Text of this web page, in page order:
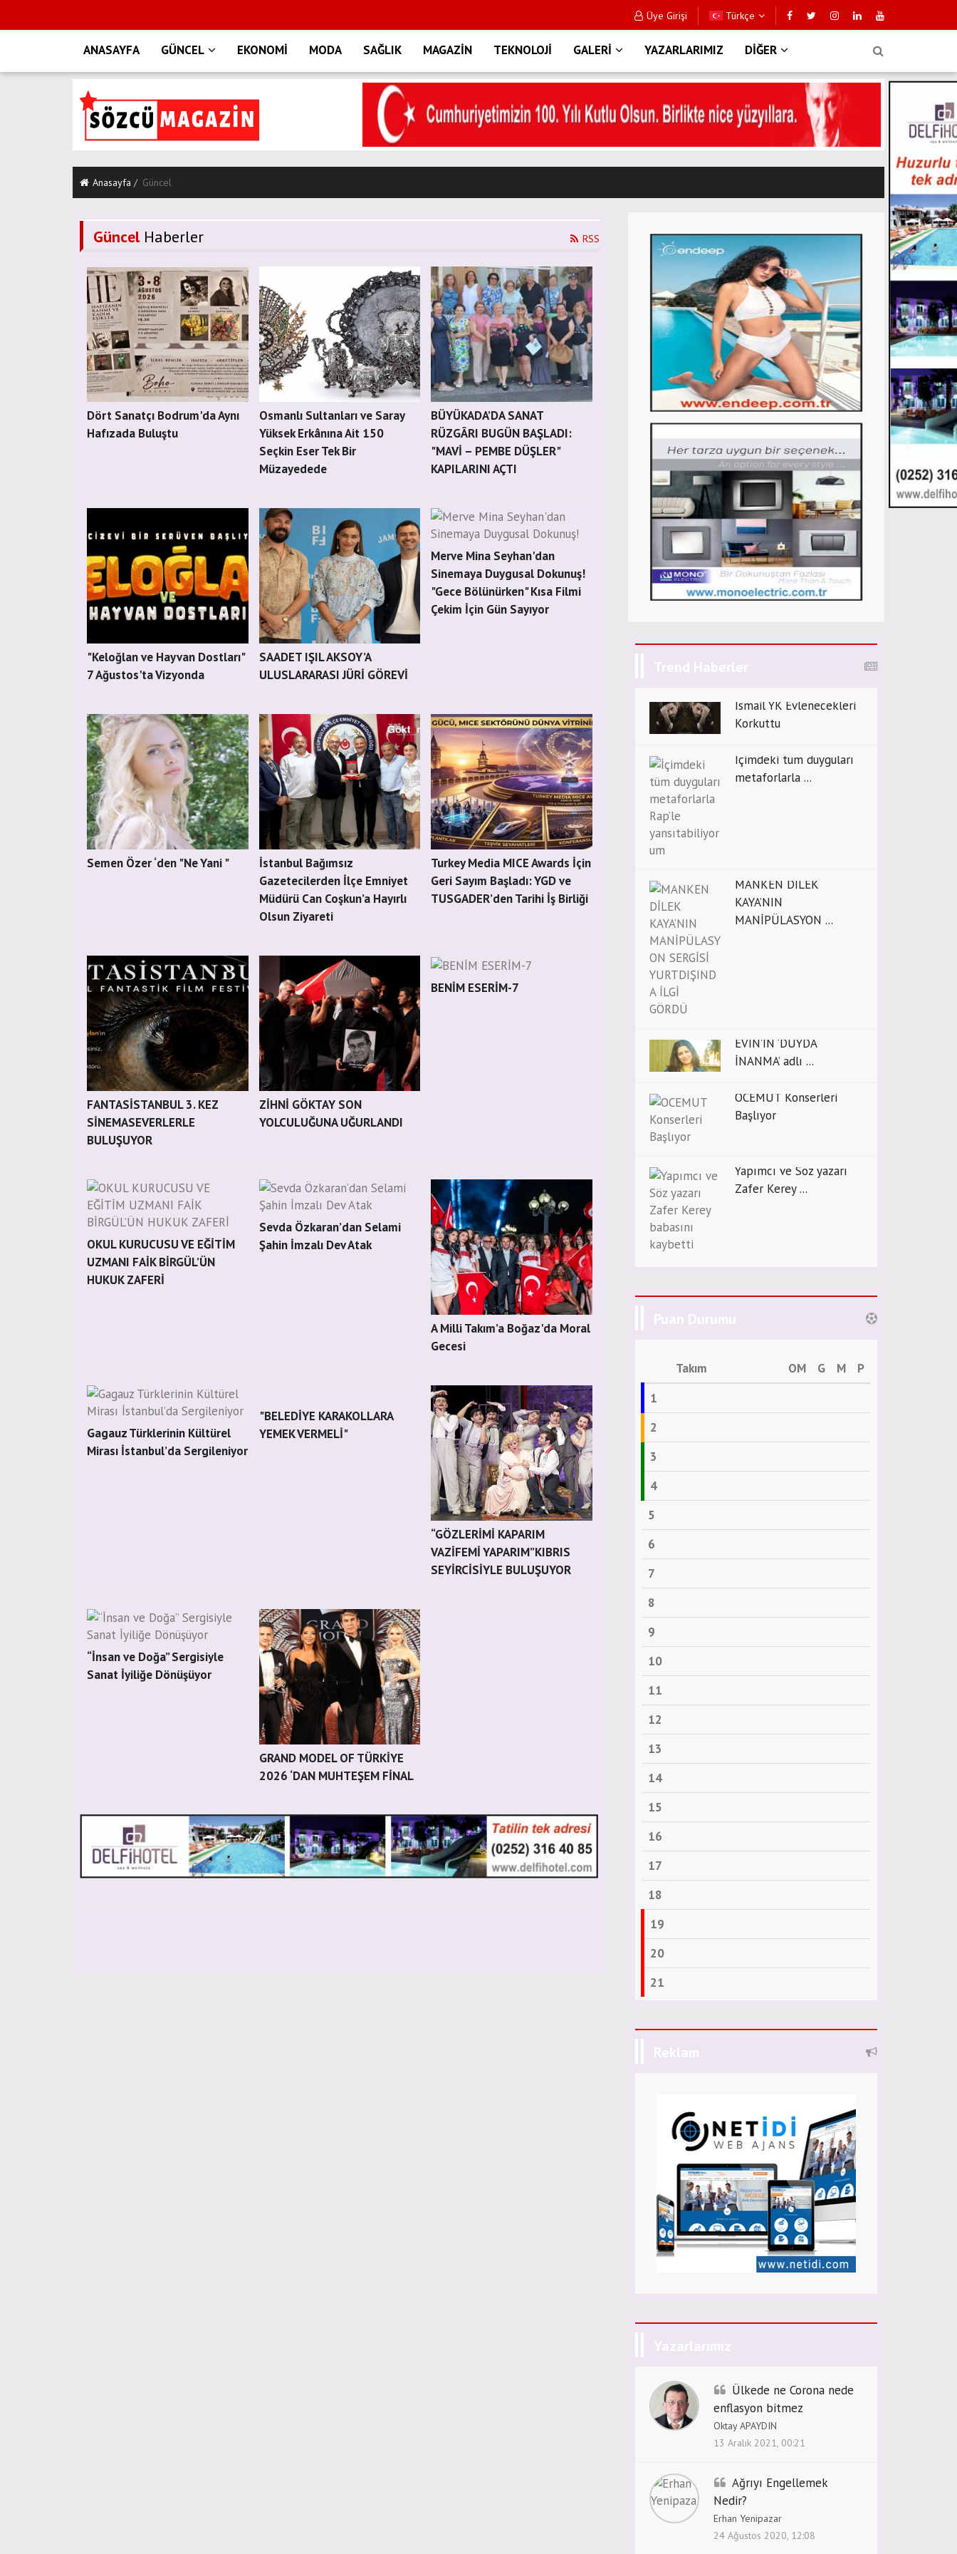
Üye Girişi Türkçe
ANASAYFA GÜNCEL EKONOMİ MODA SAĞLIK MAGAZİN TEKNOLOJİ GALERİ YAZARLARIMIZ DİĞER
Anasayfa Güncel
GüncelHaberler RSS
Dört Sanatçı Bodrum'da Aynı
Hafızada Buluştu
Osmanlı Sultanları ve Saray
Yüksek Erkânına Ait 150
Seçkin Eser Tek Bir
Müzayedede
BÜYÜKADA’DA SANAT
RÜZGÂRI BUGÜN BAŞLADI:
"MAVİ – PEMBE DÜŞLER"
KAPILARINI AÇTI
"Keloğlan ve Hayvan Dostları"
7 Ağustos'ta Vizyonda
SAADET IŞIL AKSOY’A
ULUSLARARASI JÜRİ GÖREVİ
Merve Mina Seyhan'dan
Sinemaya Duygusal Dokunuş!
"Gece Bölünürken" Kısa Filmi
Çekim İçin Gün Sayıyor
Semen Özer ‘den "Ne Yani "
İstanbul Bağımsız
Gazetecilerden İlçe Emniyet
Müdürü Can Coşkun’a Hayırlı
Olsun Ziyareti
Turkey Media MICE Awards İçin
Geri Sayım Başladı: YGD ve
TUSGADER’den Tarihi İş Birliği
FANTASİSTANBUL 3. KEZ
SİNEMASEVERLERLE
BULUŞUYOR
ZİHNİ GÖKTAY SON
YOLCULUĞUNA UĞURLANDI
BENİM ESERİM-7
OKUL KURUCUSU VE EĞİTİM
UZMANI FAİK BİRGÜL’ÜN
HUKUK ZAFERİ
Sevda Özkaran’dan Selami
Şahin İmzalı Dev Atak
A Milli Takım’a Boğaz'da Moral
Gecesi
Gagauz Türklerinin Kültürel
Mirası İstanbul’da Sergileniyor
"BELEDİYE KARAKOLLARA
YEMEK VERMELİ"
“GÖZLERİMİ KAPARIM
VAZİFEMİ YAPARIM”KIBRIS
SEYİRCİSİYLE BULUŞUYOR
“İnsan ve Doğa” Sergisiyle
Sanat İyiliğe Dönüşüyor
GRAND MODEL OF TÜRKİYE
2026 ‘DAN MUHTEŞEM FİNAL
Trend Haberler
İsmail YK Evlenecekleri
Korkuttu
İçimdeki tüm duyguları
metaforlarla ...
MANKEN DİLEK
KAYA’NIN
MANİPÜLASYON ...
EVİN’İN ‘DUYDA
İNANMA’ adlı ...
OCEMUT Konserleri
Başlıyor
Yapımcı ve Söz yazarı
Zafer Kerey ...
Puan Durumu
Takım OM G M
P
1
2
3
4
5
6
7
8
9
10
11
12
13
14
15
16
17
18
19
20
21
Reklam
Yazarlarımız
Ülkede ne Corona nede
enflasyon bitmez
Oktay APAYDIN
13 Aralık 2021, 00:21
Ağrıyı Engellemek
Nedir?
Erhan Yenipazar
24 Ağustos 2020, 12:08